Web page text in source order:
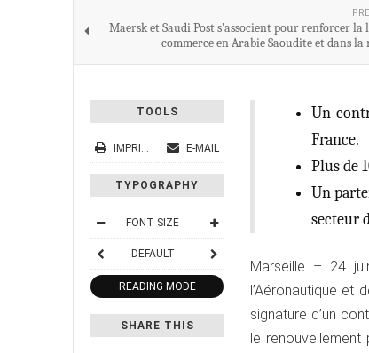
Maersk et Saudi Post s’associent pour renforcer la
commerce en Arabie Saoudite et dans la
TOOLS
IMPRIMER E-MAIL
TYPOGRAPHY
FONT SIZE
DEFAULT
READING MODE
SHARE THIS
Un
France.
Plus de
Un
secteur
Marseille – 24
l’Aéronautique et
signature d’un
le